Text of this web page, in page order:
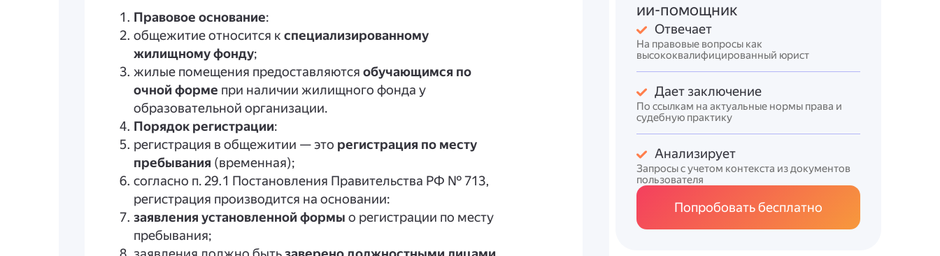
Правовое основание:
общежитие относится кспециализированному
жилищному фонду;
жилые помещения предоставляютсяобучающимся по
очной форме при наличии жилищного фонда у
образовательной организации.
Порядок регистрации:
регистрация в общежитии — это регистрация по месту
пребывания (временная);
согласно п. 29.1 Постановления Правительства РФ № 713,
регистрация производится на основании:
заявления установленной формы о регистрации по месту
пребывания;
ии-помощник
Отвечает
На правовые вопросы как
высококвалифицированный юрист
Дает заключение
По ссылкам на актуальные нормы права и
судебную практику
Анализирует
Запросы с учетом контекста из документов
пользователя
Попробовать бесплатно